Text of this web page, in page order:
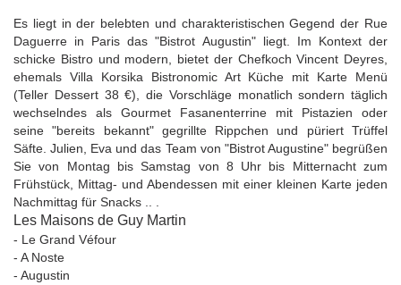
Es liegt in der belebten und charakteristischen Gegend der Rue
Daguerre in Paris das "Bistrot Augustin" liegt. Im Kontext der
schicke Bistro und modern, bietet der Chefkoch Vincent Deyres,
ehemals Villa Korsika Bistronomic Art Küche mit Karte Menü
(Teller Dessert 38 €), die Vorschläge monatlich sondern täglich
wechselndes als Gourmet Fasanenterrine mit Pistazien oder
seine "bereits bekannt" gegrillte Rippchen und püriert Trüffel
Säfte. Julien, Eva und das Team von "Bistrot Augustine" begrüßen
Sie von Montag bis Samstag von 8 Uhr bis Mitternacht zum
Frühstück, Mittag- und Abendessen mit einer kleinen Karte jeden
Nachmittag für Snacks .. .
Les Maisons de Guy Martin
- Le Grand Véfour
- A Noste
- Augustin